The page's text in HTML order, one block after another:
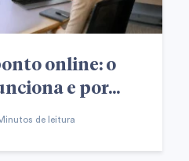
online: o
e por...
de leitura